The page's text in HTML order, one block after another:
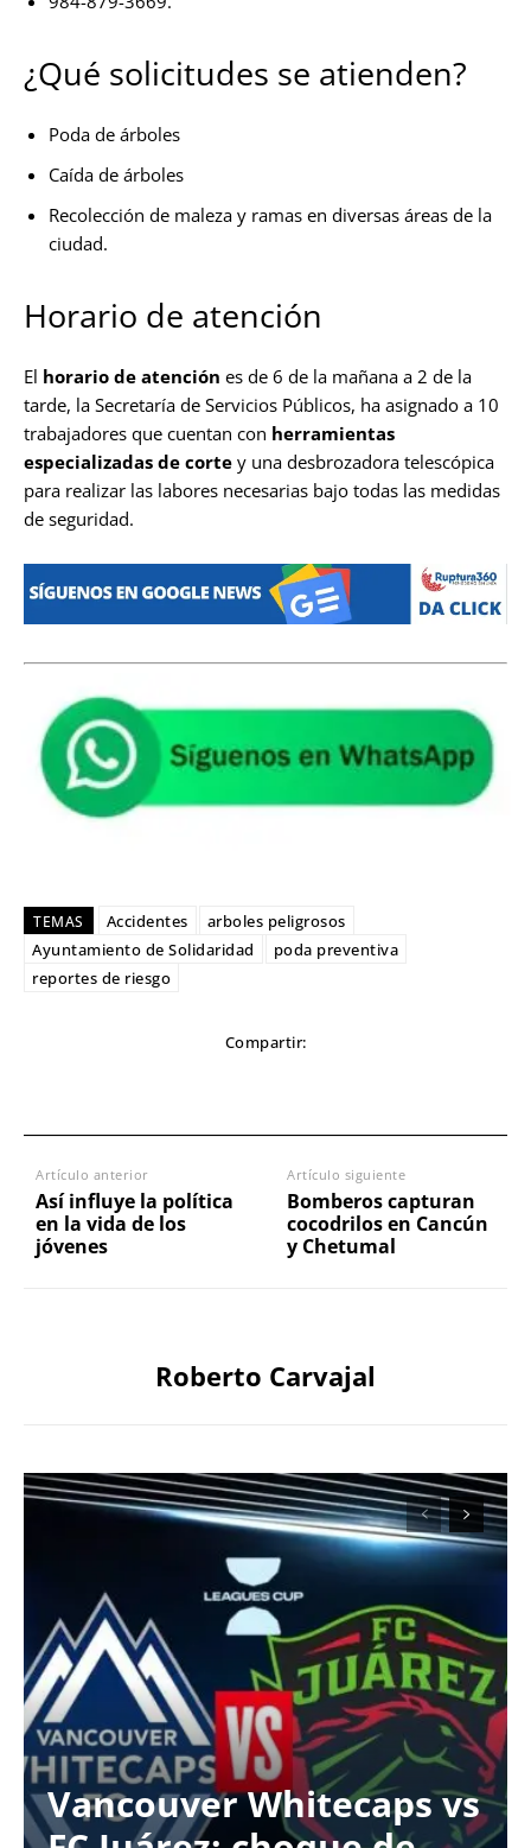
¿Qué solicitudes se atienden?
Poda de árboles
Caída de árboles
Recolección de maleza y ramas en diversas áreas de la
ciudad.
Horario de atención
El horario de atención es de 6 de la mañana a 2 de la
tarde, la Secretaría de Servicios Públicos, ha asignado a 10
trabajadores que cuentan con herramientas
especializadas de corte y una desbrozadora telescópica
para realizar las labores necesarias bajo todas las medidas
de seguridad.
TEMAS Accidentes
arboles peligrosos
Ayuntamiento de Solidaridad
poda preventiva
reportes de riesgo
Compartir:
Artículo anterior
Así influye la política
en la vida de los
jóvenes
Artículo siguiente
Bomberos capturan
cocodrilos en Cancún
y Chetumal
Roberto Carvajal
Vancouver Whitecaps vs